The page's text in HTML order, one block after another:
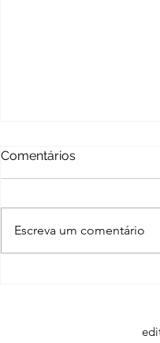
Comentários
Escreva um comentário